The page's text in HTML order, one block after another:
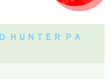
ＨＵＮＴＥＲ ＰＡ